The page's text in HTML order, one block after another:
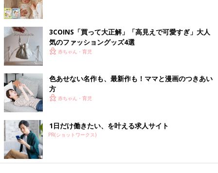
3COINS「買って大正解」「高見えで可愛すぎ」大人
気のファッショングッズ4選
赤ちゃん・育児
色あせない名作も、最新作も！ママと漫画のつきあい
方
赤ちゃん・育児
1日だけ働きたい、を叶える求人サイト
PR(ショットワークス)